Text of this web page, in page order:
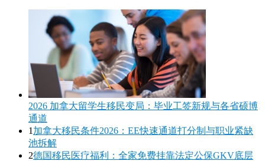
2026 加拿大留学生移民变局：毕业工签新规与各省硕博
通道
1 加拿大移民条件2026：EE快速通道打分制与职业紧缺
池拆解
2德国移民医疗福利：全家免费挂靠法定公保GKV底层